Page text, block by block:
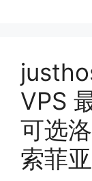
VPS
可选
索菲